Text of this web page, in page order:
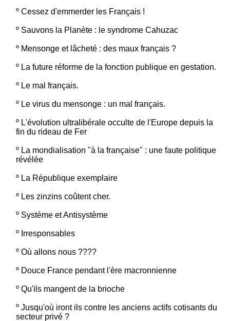
º Cessez d'emmerder les Français !
º Sauvons la Planète : le syndrome Cahuzac
º Mensonge et lâcheté : des maux français ?
º La future réforme de la fonction publique en gestation.
º Le mal français.
º Le virus du mensonge : un mal français.
º L'évolution ultralibérale occulte de l'Europe depuis la
fin du rideau de Fer
º La mondialisation "à la française" : une faute politique
révélée
º La République exemplaire
º Les zinzins coûtent cher.
º Système et Antisystème
º Irresponsables
º Où allons nous ????
º Douce France pendant l'ère macronnienne
º Qu'ils mangent de la brioche
º Jusqu'où iront ils contre les anciens actifs cotisants du
secteur privé ?